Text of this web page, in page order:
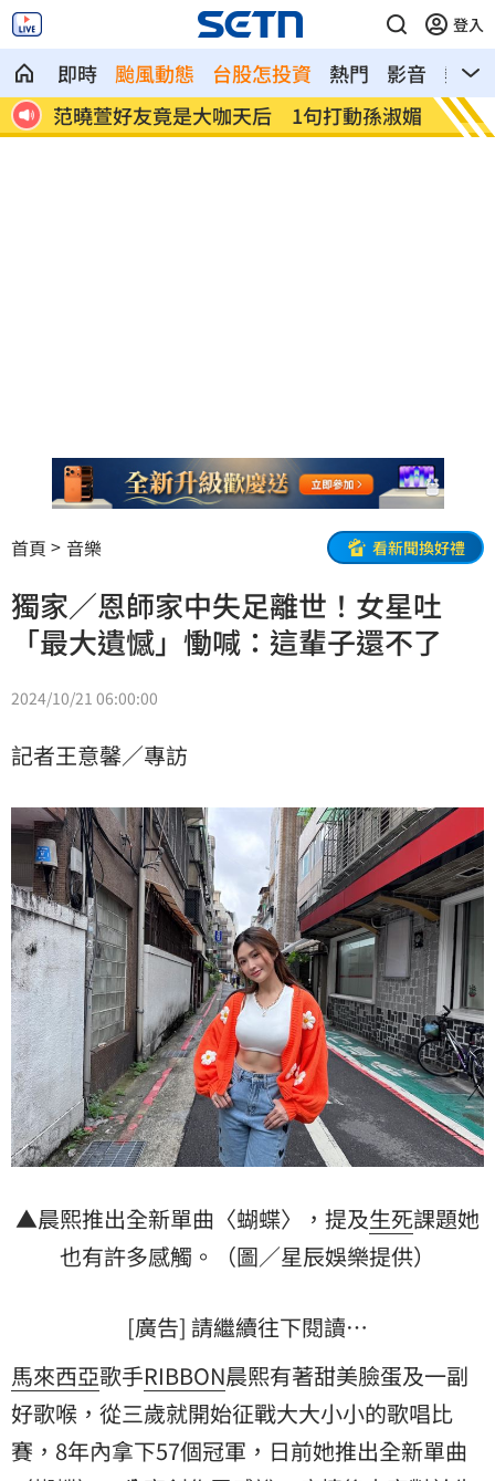
登入
即時 颱風動態 台股怎投資 熱門 影音
熱搜
暖
范曉萱好友竟是大咖天后 1句打動孫淑媚 鬼門
首頁 音樂 看新聞換好禮
獨家／恩師家中失足離世！女星吐
「最大遺憾」慟喊：這輩子還不了
2024/10/21 06:00:00
記者王意馨／專訪
▲晨熙推出全新單曲〈蝴蝶〉，提及生死課題她
也有許多感觸。（圖／星辰娛樂提供）
[廣告] 請繼續往下閱讀…
馬來西亞歌手RIBBON晨熙有著甜美臉蛋及一副
好歌喉，從三歲就開始征戰大大小小的歌唱比
賽，8年內拿下57個冠軍，日前她推出全新單曲